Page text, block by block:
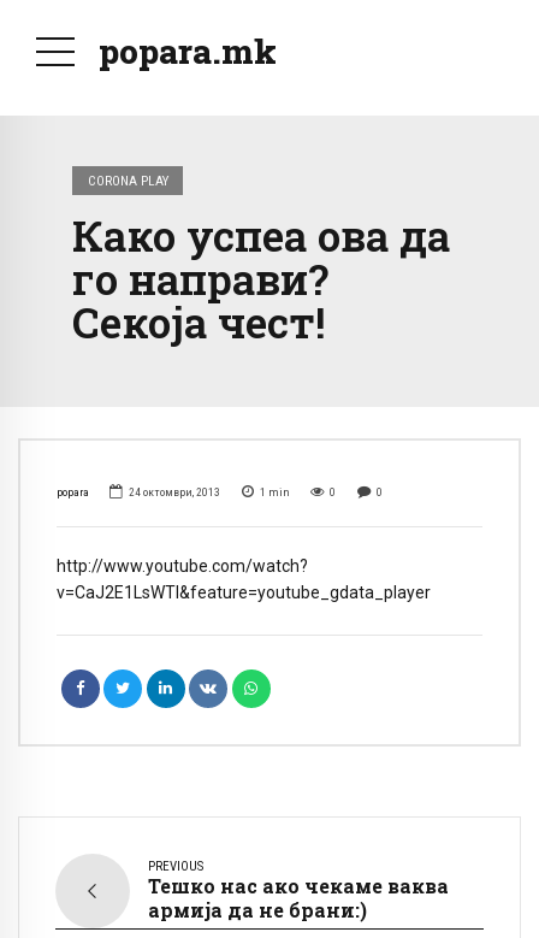
popara.mk
CORONA PLAY
Како успеа ова да
го направи?
Секоја чест!
popara 24 октомври, 2013 1 min 0 0
http://www.youtube.com/watch?
v=CaJ2E1LsWTI&feature=youtube_gdata_player
PREVIOUS
Тешко нас ако чекаме ваква
армија да не брани:)